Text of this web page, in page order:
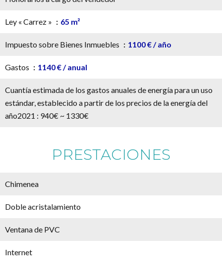
Ley « Carrez » 65 m²
Impuesto sobre Bienes Inmuebles 1100 € / año
Gastos 1140 € / anual
Cuantía estimada de los gastos anuales de energía para un uso
estándar, establecido a partir de los precios de la energía del
año2021 : 940€ ~ 1330€
PRESTACIONES
Chimenea
Doble acristalamiento
Ventana de PVC
Internet